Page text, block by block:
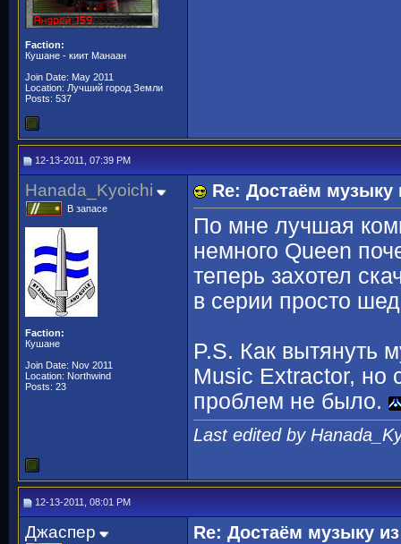
Faction:
Кушане - киит Манаан
Join Date: May 2011
Location: Лучший город Земли
Posts: 537
12-13-2011, 07:39 PM
Hanada_Kyoichi
В запасе
Faction:
Кушане
Join Date: Nov 2011
Location: Northwind
Posts: 23
Re: Достаём музыку
По мне лучшая
немного Queen
теперь захотел
в серии просто
P.S. Как вытянуть
Music Extractor, но
проблем не было.
Last edited by
12-13-2011, 08:01 PM
Джаспер Re: Достаём музыку